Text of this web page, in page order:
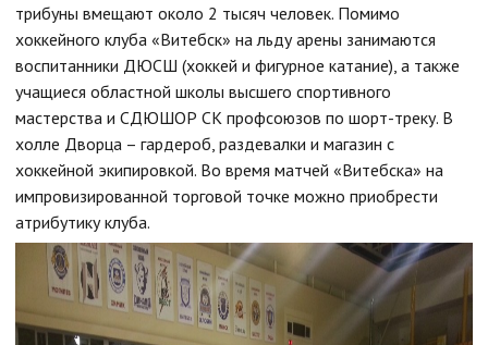
трибуны вмещают около 2 тысяч человек. Помимо
хоккейного клуба «Витебск» на льду арены занимаются
воспитанники ДЮСШ (хоккей и фигурное катание), а также
учащиеся областной школы высшего спортивного
мастерства и СДЮШОР СК профсоюзов по шорт-треку. В
холле Дворца – гардероб, раздевалки и магазин с
хоккейной экипировкой. Во время матчей «Витебска» на
импровизированной торговой точке можно приобрести
атрибутику клуба.